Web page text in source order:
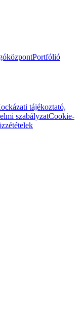
Portfólió
tájékoztató,
szabályzatCookie-